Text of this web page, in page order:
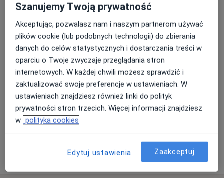
Barteczko Fizjoterapia Osteopatia
Rehabilitacja
Generała Jerzego Ziętka 20B,41-400Mysłowice
Powiększ mapęotwiera się w nowej karcie
Dostępność
W tym gabinecie nie można umawiać wizyt przez
internet
Co mam zrobić w tej sytuacji?
Pokaż więcej
o adresie
Szanujemy Twoją prywatność
Akceptując, pozwalasz nam i naszym partnerom używać
plików cookie (lub podobnych technologii) do zbierania
danych do celów statystycznych i dostarczania treści w
oparciu o Twoje zwyczaje przeglądania stron
internetowych. W każdej chwili możesz sprawdzić i
zaktualizować swoje preferencje w ustawieniach. W
ustawieniach znajdziesz również linki do polityk
prywatności stron trzecich. Więcej informacji znajdziesz
w polityka cookies
Edytuj ustawienia Zaakceptuj